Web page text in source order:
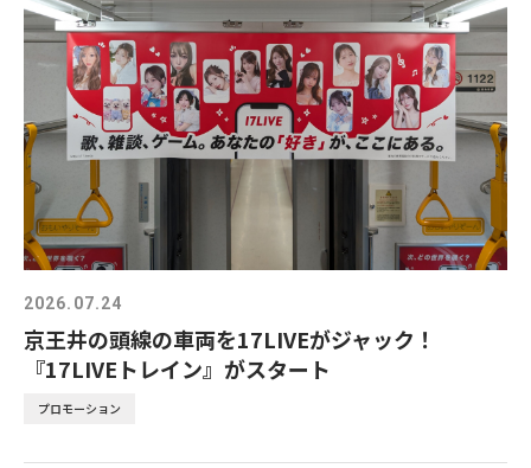
2026.07.24
京王井の頭線の車両を17LIVEがジャック！
『17LIVEトレイン』がスタート
プロモーション